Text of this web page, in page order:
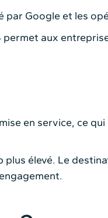
par Google et les
aux
en service, ce
élevé. Le